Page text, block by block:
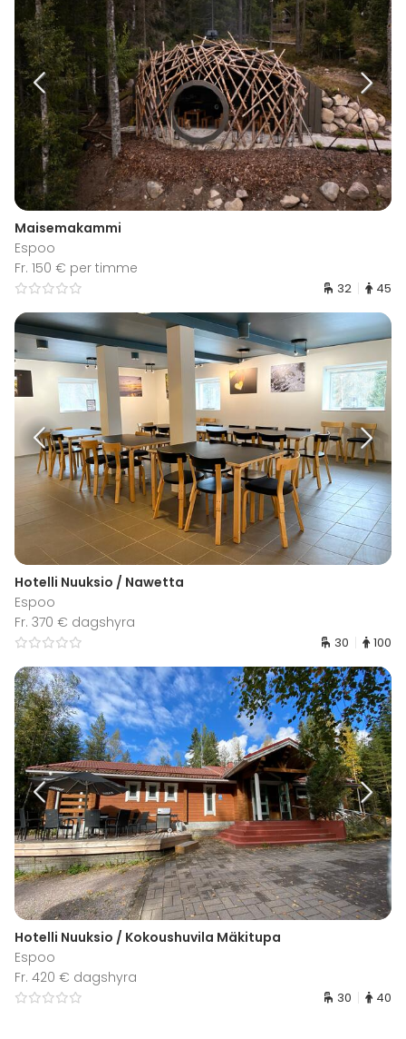
Maisemakammi
Espoo
Fr. 150 € per timme
32 45
Hotelli Nuuksio / Nawetta
Espoo
Fr. 370 € dagshyra
30 100
Hotelli Nuuksio / Kokoushuvila Mäkitupa
Espoo
Fr. 420 € dagshyra
30 40